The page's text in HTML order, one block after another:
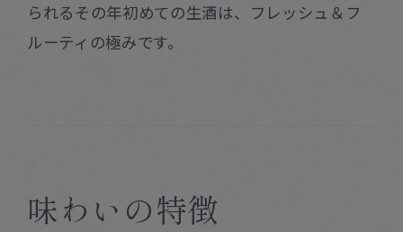
られるその年初めての生酒は、フレッシュ＆フ
ルーティの極みです。
味わいの特徴